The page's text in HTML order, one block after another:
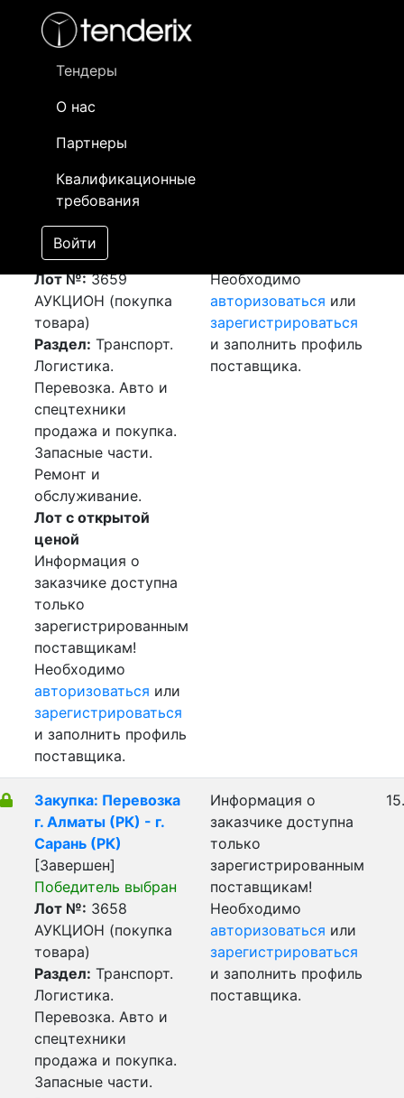
Тендеры
О нас
Партнеры
Квалификационные
требования
Войти
- активный лот
- сохраненный лот (не опубликован)
Закупка: Перевозка
г.Алматы (РК) -
г.Астана (РК)
[Завершен]
Победитель выбран
Лот №:3659
АУКЦИОН (покупка
товара)
Раздел: Транспорт.
Логистика.
Перевозка. Авто и
спецтехники
продажа и покупка.
Запасные части.
Ремонт и
обслуживание.
Лот с открытой
ценой
Информация о
заказчике доступна
только
зарегистрированным
поставщикам!
Необходимо
авторизоваться или
зарегистрироваться
и заполнить профиль
поставщика.
Необходимо
авторизоваться или
зарегистрироваться
и заполнить профиль
поставщика.
Закупка: Перевозка
г. Алматы (РК) - г.
Сарань (РК)
[Завершен]
Победитель выбран
Лот №: 3658
АУКЦИОН (покупка
товара)
Раздел: Транспорт.
Логистика.
Перевозка. Авто и
спецтехники
продажа и покупка.
Запасные части.
Информация о
заказчике доступна
только
зарегистрированным
поставщикам!
Необходимо
авторизоваться или
зарегистрироваться
и заполнить профиль
поставщика.